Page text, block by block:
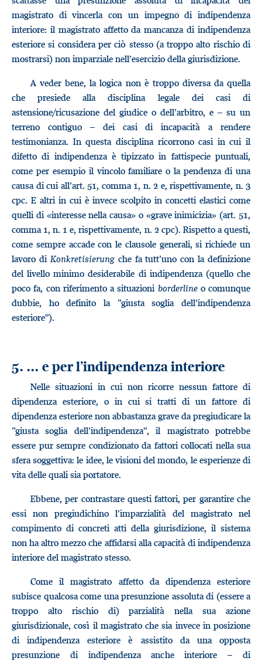
magistrato di vincerla con un impegno di indipendenza
interiore: il magistrato affetto da mancanza di indipendenza
esteriore si considera per ciò stesso (a troppo alto rischio di
mostrarsi) non imparziale nell’esercizio della giurisdizione.
A veder bene, la logica non è troppo diversa da quella
che presiede alla disciplina legale dei casi di
astensione/ricusazione del giudice o dell’arbitro, e – su un
terreno contiguo – dei casi di incapacità a rendere
testimonianza. In questa disciplina ricorrono casi in cui il
difetto di indipendenza è tipizzato in fattispecie puntuali,
come per esempio il vincolo familiare o la pendenza di una
causa di cui all’art. 51, comma 1, n. 2 e, rispettivamente, n. 3
cpc. E altri in cui è invece scolpito in concetti elastici come
quelli di «interesse nella causa» o «grave inimicizia» (art. 51,
comma 1, n. 1 e, rispettivamente, n. 2 cpc). Rispetto a questi,
come sempre accade con le clausole generali, si richiede un
lavoro di Konkretisierungche fa tutt’uno con la definizione
del livello minimo desiderabile di indipendenza (quello che
poco fa, con riferimento a situazioni borderlineo comunque
dubbie, ho definito la “giusta soglia dell’indipendenza
esteriore”).
5. … e per l’indipendenza interiore
Nelle situazioni in cui non ricorre nessun fattore di
dipendenza esteriore, o in cui si tratti di un fattore di
dipendenza esteriore non abbastanza grave da pregiudicare la
“giusta soglia dell’indipendenza”, il magistrato potrebbe
essere pur sempre condizionato da fattori collocati nella sua
sfera soggettiva: le idee, le visioni del mondo, le esperienze di
vita delle quali sia portatore.
Ebbene, per contrastare questi fattori, per garantire che
essi non pregiudichino l’imparzialità del magistrato nel
compimento di concreti atti della giurisdizione, il sistema
non ha altro mezzo che affidarsi alla capacità di indipendenza
interiore del magistrato stesso.
Come il magistrato affetto da dipendenza esteriore
subisce qualcosa come una presunzione assoluta di (essere a
troppo alto rischio di) parzialità nella sua azione
giurisdizionale, così il magistrato che sia invece in posizione
di indipendenza esteriore è assistito da una opposta
presunzione di indipendenza anche interiore – di